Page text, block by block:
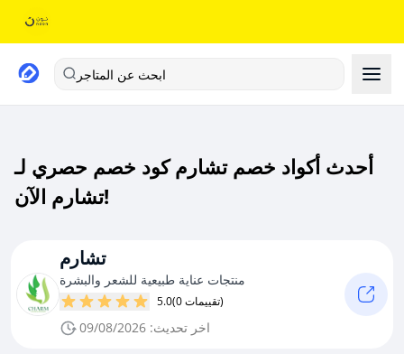
ابحث عن المتاجر
أحدث أكواد خصم تشارم كود خصم حصري لـ
تشارم الآن!
تشارم
منتجات عناية طبيعية للشعر والبشرة
5.0 (0 تقييمات)
اخر تحديث: 09/08/2026